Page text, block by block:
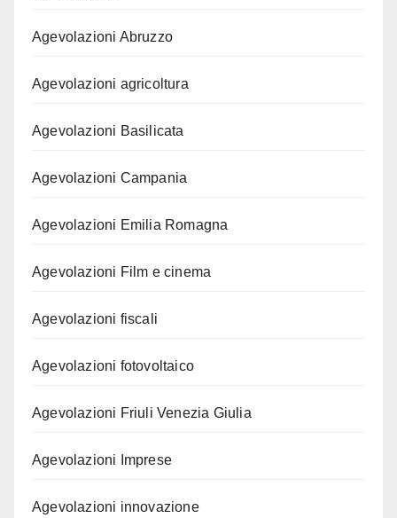
Agevolazioni Abruzzo
Agevolazioni agricoltura
Agevolazioni Basilicata
Agevolazioni Campania
Agevolazioni Emilia Romagna
Agevolazioni Film e cinema
Agevolazioni fiscali
Agevolazioni fotovoltaico
Agevolazioni Friuli Venezia Giulia
Agevolazioni Imprese
Agevolazioni innovazione